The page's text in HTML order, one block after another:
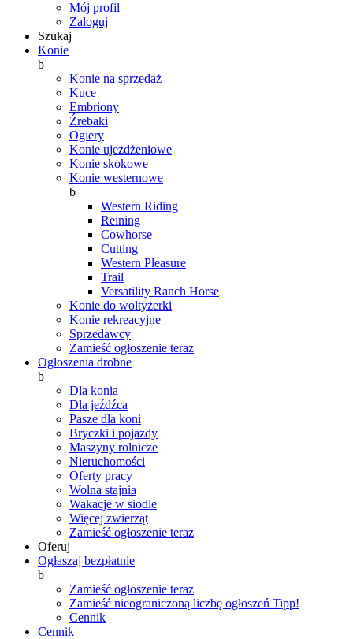
Mój profil
Zaloguj
Szukaj
Konie
b
Konie na sprzedaż
Kuce
Embriony
Źrebaki
Ogiery
Konie ujeżdżeniowe
Konie skokowe
Konie westernowe
b
Western Riding
Reining
Cowhorse
Cutting
Western Pleasure
Trail
Versatility Ranch Horse
Konie do woltyżerki
Konie rekreacyjne
Sprzedawcy
Zamieść ogłoszenie teraz
Ogłoszenia drobne
b
Dla konia
Dla jeźdźca
Pasze dla koni
Bryczki i pojazdy
Maszyny rolnicze
Nieruchomości
Oferty pracy
Wolna stajnia
Wakacje w siodle
Więcej zwierząt
Zamieść ogłoszenie teraz
Oferuj
Ogłaszaj bezpłatnie
b
Zamieść ogłoszenie teraz
Zamieść nieograniczoną liczbę ogłoszeń Tipp!
Cennik
Cennik